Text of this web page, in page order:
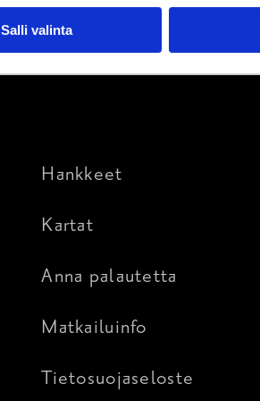
Salli valinta
Hankkeet
Kartat
Anna palautetta
Matkailuinfo
Tietosuojaseloste